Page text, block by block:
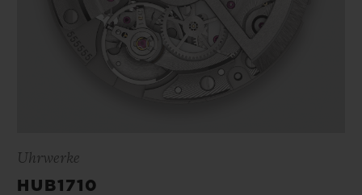
Uhrwerke
HUB1710